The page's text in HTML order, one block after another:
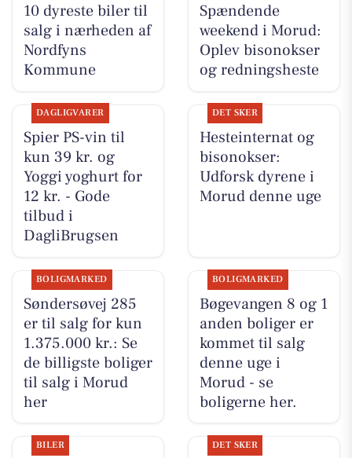
10 dyreste biler til
salg i nærheden af
Nordfyns
Kommune
Spændende
weekend i Morud:
Oplev bisonokser
og redningsheste
DAGLIGVARER
Spier PS-vin til
kun 39 kr. og
Yoggi yoghurt for
12 kr. - Gode
tilbud i
DagliBrugsen
DET SKER
Hesteinternat og
bisonokser:
Udforsk dyrene i
Morud denne uge
BOLIGMARKED
Søndersøvej 285
er til salg for kun
1.375.000 kr.: Se
de billigste boliger
til salg i Morud
her
BOLIGMARKED
Bøgevangen 8 og 1
anden boliger er
kommet til salg
denne uge i
Morud - se
boligerne her.
BILER DET SKER